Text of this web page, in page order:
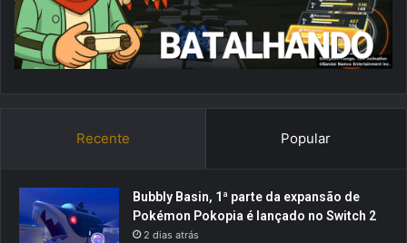
Recente Popular
Bubbly Basin, 1ª parte da expansão de
Pokémon Pokopia é lançado no Switch 2
2 dias atrás